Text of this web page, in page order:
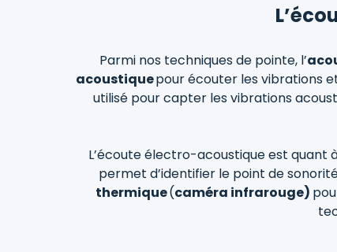
Parmi nos techniques de pointe, l’
acoustiquepour écouter les vibrations
utilisé pour capter les vibrations
L’écoute électro-acoustique est quant
permet d’identifier le point de
thermique(caméra infrarouge)